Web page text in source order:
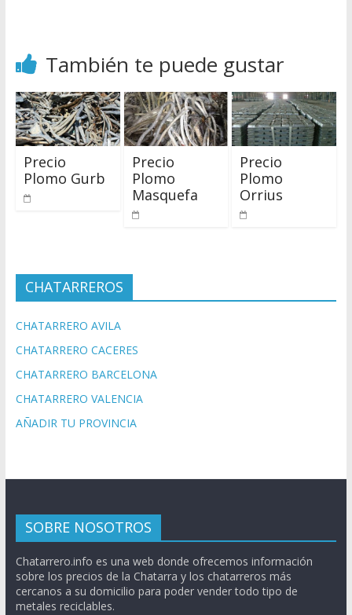
También te puede gustar
Precio
Plomo Gurb
Precio
Plomo
Masquefa
Precio
Plomo
Orrius
CHATARREROS
CHATARRERO AVILA
CHATARRERO CACERES
CHATARRERO BARCELONA
CHATARRERO VALENCIA
AÑADIR TU PROVINCIA
SOBRE NOSOTROS
Chatarrero.info es una web donde ofrecemos información
sobre los precios de la Chatarra y los chatarreros más
cercanos a su domicilio para poder vender todo tipo de
metales reciclables.